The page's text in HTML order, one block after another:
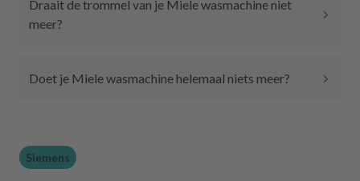
Draait de trommel van je Miele wasmachine niet
meer?
Doet je Miele wasmachine helemaal niets meer?
Siemens